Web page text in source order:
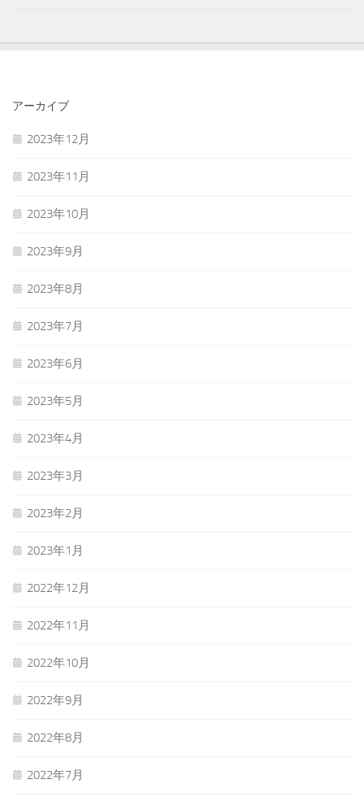
アーカイブ
2023年12月
2023年11月
2023年10月
2023年9月
2023年8月
2023年7月
2023年6月
2023年5月
2023年4月
2023年3月
2023年2月
2023年1月
2022年12月
2022年11月
2022年10月
2022年9月
2022年8月
2022年7月